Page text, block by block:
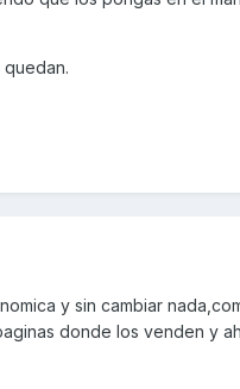
y sin cambiar
donde los venden y